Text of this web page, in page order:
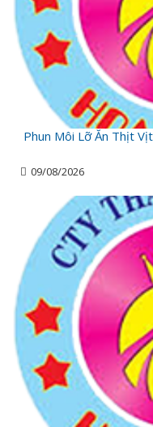
Phun Môi Lỡ Ăn Thịt
09/08/2026